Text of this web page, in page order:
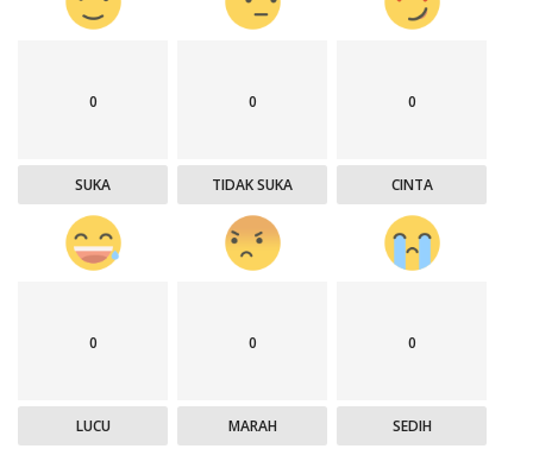
0
SUKA
0
TIDAK SUKA
0
CINTA
0
LUCU
0
MARAH
0
SEDIH